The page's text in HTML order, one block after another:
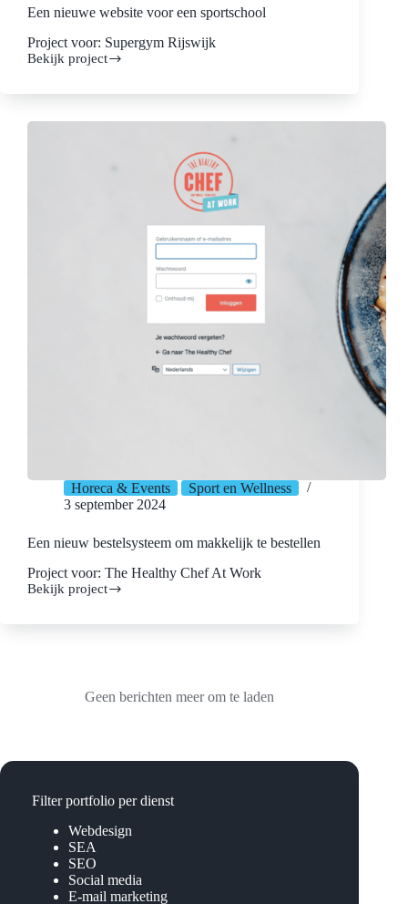
Een nieuwe website voor een sportschool
Project voor: Supergym Rijswijk
Bekijk project
Een
website
een
Horeca & Events
Sport en Wellness
3 september 2024
Een nieuw bestelsysteem om makkelijk te bestellen
Project voor: The Healthy Chef At Work
Bekijk project
Een
bestelsysteem
Geen berichten meer om te laden
Filter portfolio per dienst
Webdesign
SEA
SEO
Social media
E-mail marketing